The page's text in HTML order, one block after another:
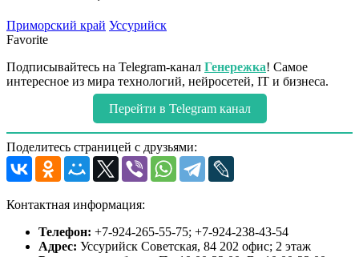
Приморский край Уссурийск
Favorite
Подписывайтесь на Telegram-канал Генережка! Самое
интересное из мира технологий, нейросетей, IT и бизнеса.
Перейти в Telegram канал
Поделитесь страницей с друзьями:
Контактная информация:
Телефон: +7-924-265-55-75; +7-924-238-43-54
Адрес: Уссурийск Советская, 84 202 офис; 2 этаж